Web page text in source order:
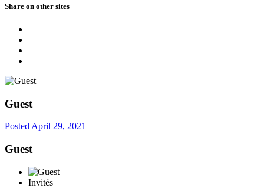
Share on other sites
Guest
Posted April 29, 2021
Guest
Invités